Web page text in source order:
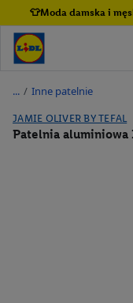
👕Moda damska i
/ Inne patelnie
JAMIE OLIVER BY TEFAL
Patelnia aluminiowa